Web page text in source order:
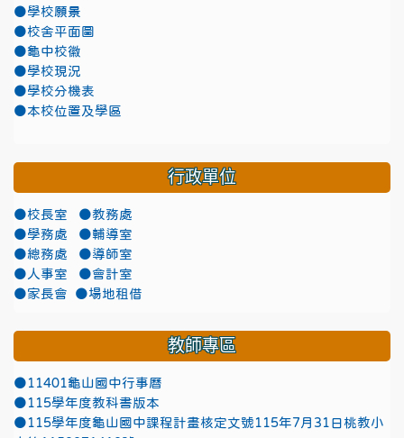
●學校願景
●校舍平面圖
●龜中校徽
●學校現況
●學校分機表
●本校位置及學區
行政單位
●校長室
●教務處
●學務處
●輔導室
●總務處
●導師室
●人事室
●會計室
●家長會
●場地租借
教師專區
●11401龜山國中行事曆
●115學年度教科書版本
●115學年度龜山國中課程計畫核定文號115年7月31日桃教小